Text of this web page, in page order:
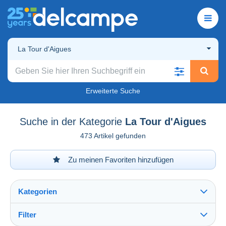
La Tour d'Aigues
Erweiterte Suche
Suche in der Kategorie La Tour d'Aigues
473 Artikel gefunden
Zu meinen Favoriten hinzufügen
Kategorien
Filter